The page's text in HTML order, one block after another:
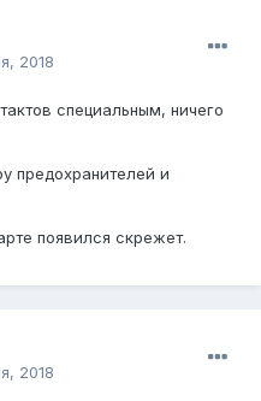
2018
специальным, ничего
предохранителей и
появился скрежет.
2018